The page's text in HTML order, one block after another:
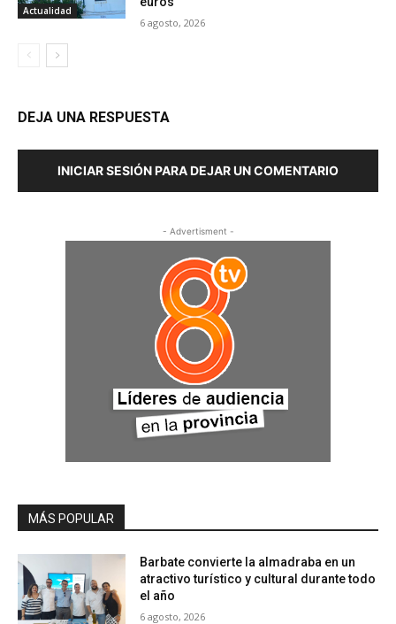
Actualidad
6 agosto, 2026
DEJA UNA RESPUESTA
INICIAR SESIÓN PARA DEJAR UN COMENTARIO
- Advertisment -
MÁS POPULAR
Barbate convierte la almadraba en un
atractivo turístico y cultural durante todo
el año
6 agosto, 2026